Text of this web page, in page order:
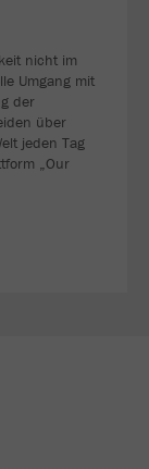
nicht im
Umgang mit
der
über
jeden Tag
„Our